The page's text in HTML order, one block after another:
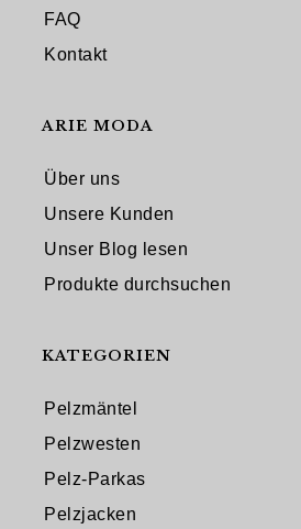
FAQ
Kontakt
ARIE MODA
Über uns
Unsere Kunden
Unser Blog lesen
Produkte durchsuchen
KATEGORIEN
Pelzmäntel
Pelzwesten
Pelz-Parkas
Pelzjacken